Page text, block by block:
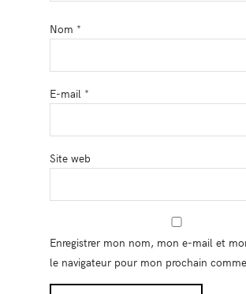
Nom *
E-mail *
Site web
Enregistrer mon nom, mon e-mail et
le navigateur pour mon prochain